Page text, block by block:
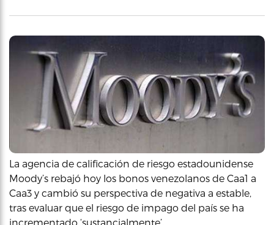
La agencia de calificación de riesgo estadounidense
Moody’s rebajó hoy los bonos venezolanos de Caa1 a
Caa3 y cambió su perspectiva de negativa a estable,
tras evaluar que el riesgo de impago del país se ha
incrementado ‘sustancialmente’.